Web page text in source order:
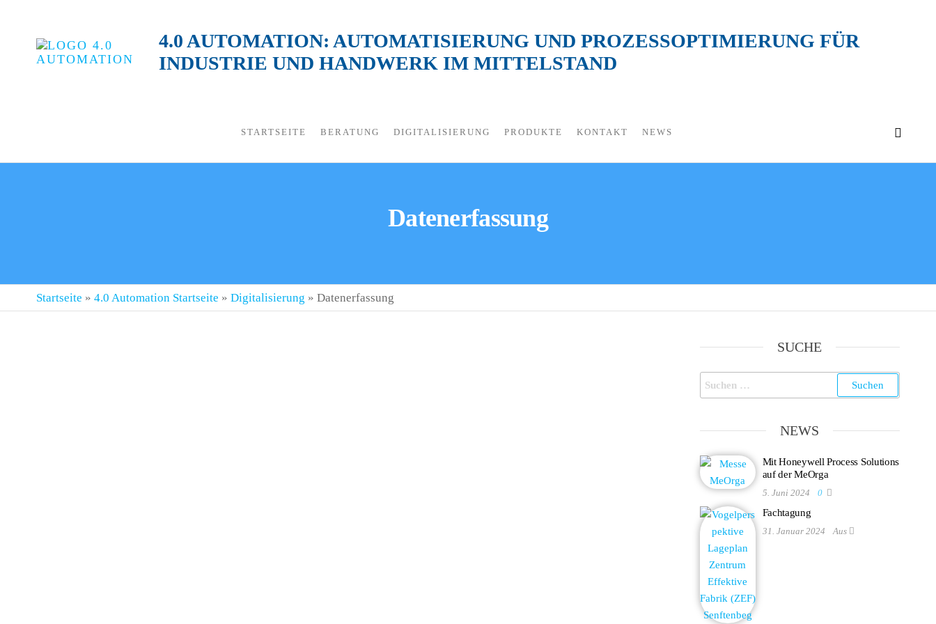
4.0 AUTOMATION: AUTOMATISIERUNG UND PROZESSOPTIMIERUNG FÜR
INDUSTRIE UND HANDWERK IM MITTELSTAND
STARTSEITE BERATUNG DIGITALISIERUNG PRODUKTE KONTAKT NEWS
Datenerfassung
Startseite » 4.0 Automation Startseite » Digitalisierung » Datenerfassung
SUCHE
NEWS
Mit Honeywell Process Solutions
auf der MeOrga
5. Juni 2024 0
Fachtagung
31. Januar 2024 Aus